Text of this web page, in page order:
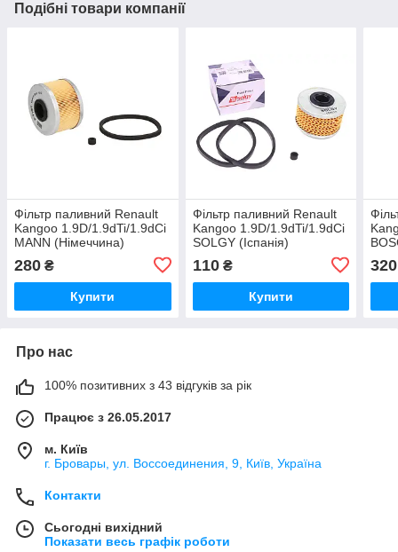
Подібні товари компанії
Фільтр паливний Renault
Kangoo 1.9D/1.9dTi/1.9dCi
MANN (Німеччина)
280 ₴
Купити
Фільтр паливний Renault
Kangoo 1.9D/1.9dTi/1.9dCi
SOLGY (Іспанія)
110₴
Купити
320
Про нас
100% позитивних з 43 відгуків за рік
Працює з 26.05.2017
м. Київ
г. Бровары, ул. Воссоединения, 9, Київ, Україна
Контакти
Сьогодні вихідний
Показати весь графік роботи